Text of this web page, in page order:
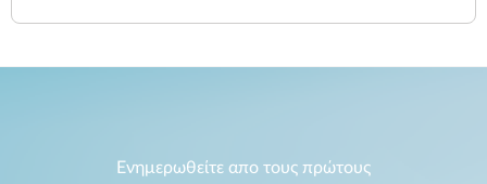
Ενημερωθείτε απο τους πρώτους